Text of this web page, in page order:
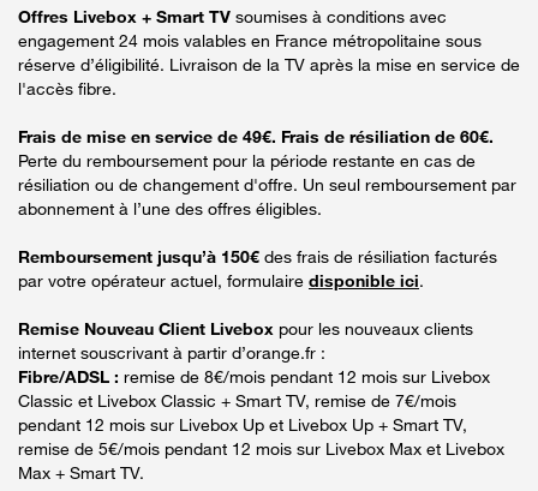
Offres Livebox + Smart TV soumises à conditions avec
engagement 24 mois valables en France métropolitaine sous
réserve d’éligibilité. Livraison de la TV après la mise en service de
l'accès fibre.
Frais de mise en service de 49€. Frais de résiliation de 60€.
Perte du remboursement pour la période restante en cas de
résiliation ou de changement d'offre. Un seul remboursement par
abonnement à l’une des offres éligibles.
Remboursement jusqu’à 150€ des frais de résiliation facturés
par votre opérateur actuel, formulaire disponible ici.
Remise Nouveau Client Livebox pour les nouveaux clients
internet souscrivant à partir d’orange.fr :
Fibre/ADSL : remise de 8€/mois pendant 12 mois sur Livebox
Classic et Livebox Classic + Smart TV, remise de 7€/mois
pendant 12 mois sur Livebox Up et Livebox Up + Smart TV,
remise de 5€/mois pendant 12 mois sur Livebox Max et Livebox
Max + Smart TV.